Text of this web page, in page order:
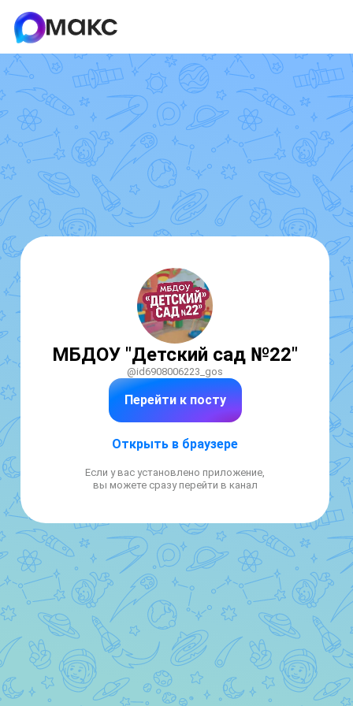
МБДОУ "Детский сад №22"
@id6908006223_gos
Перейти к посту
Открыть в браузере
Если у вас установлено приложение,
вы можете сразу перейти в канал